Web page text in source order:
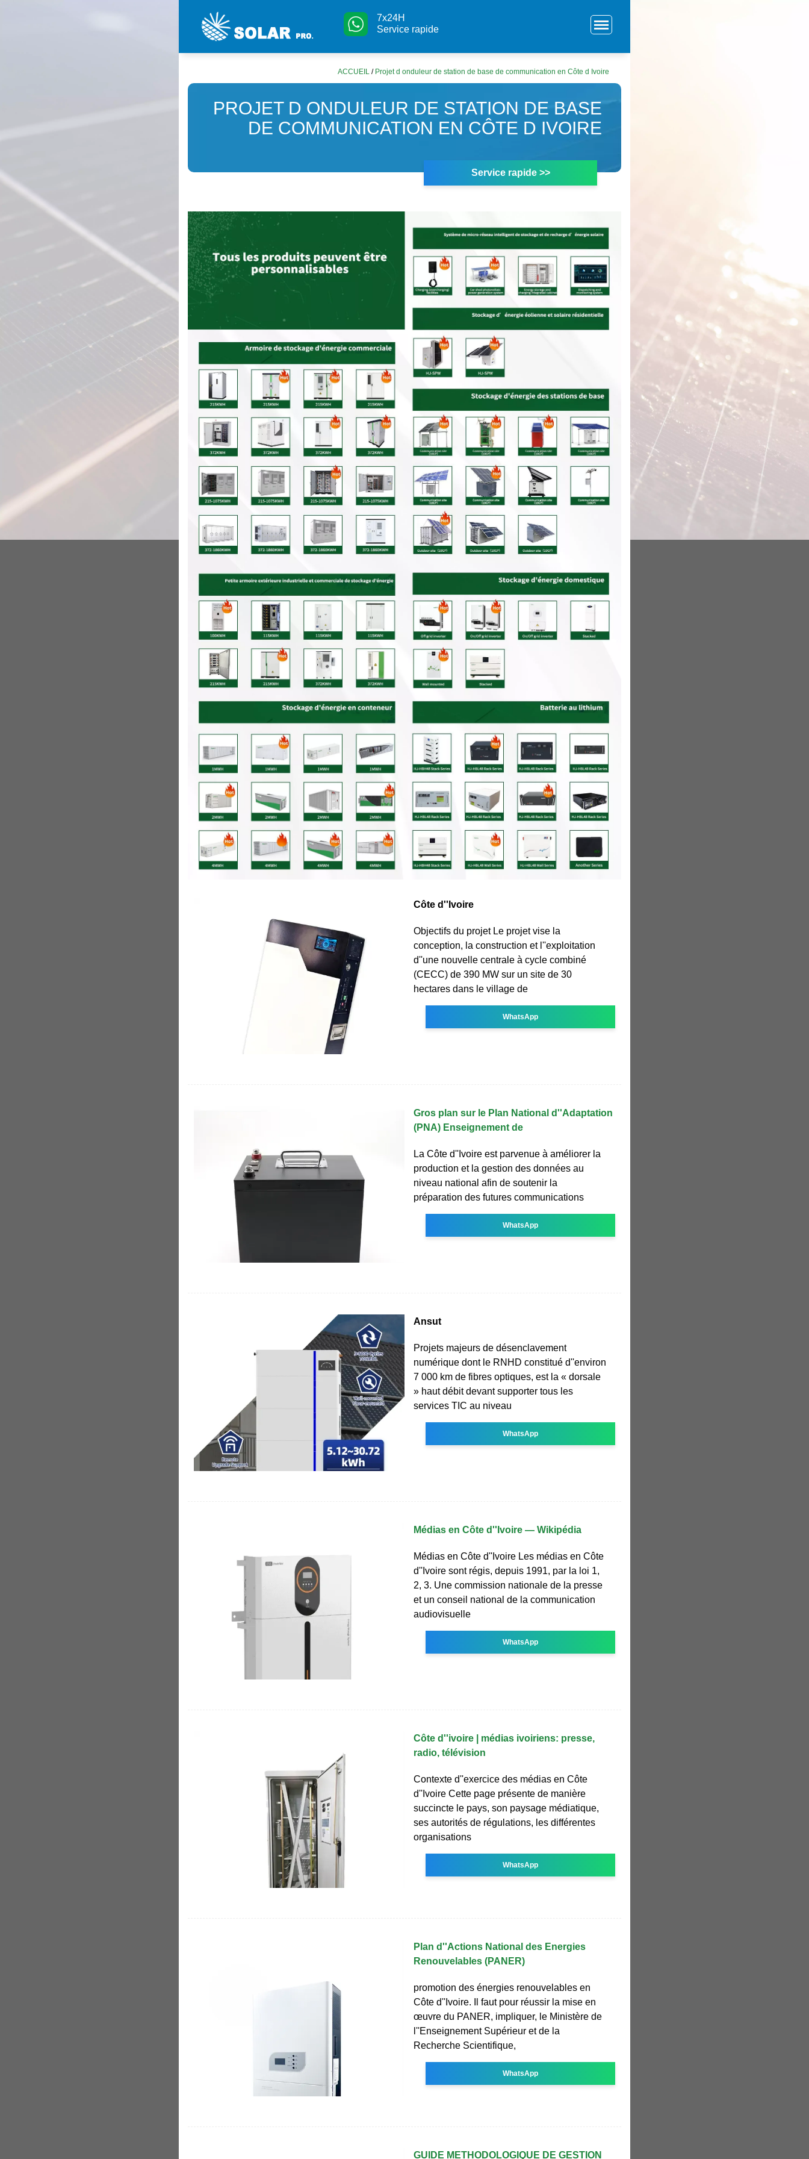
7x24H
Service rapide
ACCUEIL / Projet d onduleur de station de base de communication en Côte d Ivoire
PROJET D ONDULEUR DE STATION DE BASE
DE COMMUNICATION EN CÔTE D IVOIRE
Service rapide >>
Côte d''Ivoire
Objectifs du projet Le projet vise la
conception, la construction et l''exploitation
d''une nouvelle centrale à cycle combiné
(CECC) de 390 MW sur un site de 30
hectares dans le village de
WhatsApp
Gros plan sur le Plan National d''Adaptation
(PNA) Enseignement de
La Côte d''Ivoire est parvenue à améliorer la
production et la gestion des données au
niveau national afin de soutenir la
préparation des futures communications
WhatsApp
Ansut
Projets majeurs de désenclavement
numérique dont le RNHD constitué d''environ
7 000 km de fibres optiques, est la « dorsale
» haut débit devant supporter tous les
services TIC au niveau
WhatsApp
Médias en Côte d''Ivoire — Wikipédia
Médias en Côte d''Ivoire Les médias en Côte
d''Ivoire sont régis, depuis 1991, par la loi 1,
2, 3. Une commission nationale de la presse
et un conseil national de la communication
audiovisuelle
WhatsApp
Côte d''ivoire | médias ivoiriens: presse,
radio, télévision
Contexte d''exercice des médias en Côte
d''Ivoire Cette page présente de manière
succincte le pays, son paysage médiatique,
ses autorités de régulations, les différentes
organisations
WhatsApp
Plan d''Actions National des Energies
Renouvelables (PANER)
promotion des énergies renouvelables en
Côte d''Ivoire. Il faut pour réussir la mise en
œuvre du PANER, impliquer, le Ministère de
l''Enseignement Supérieur et de la
Recherche Scientifique,
WhatsApp
GUIDE METHODOLOGIQUE DE GESTION